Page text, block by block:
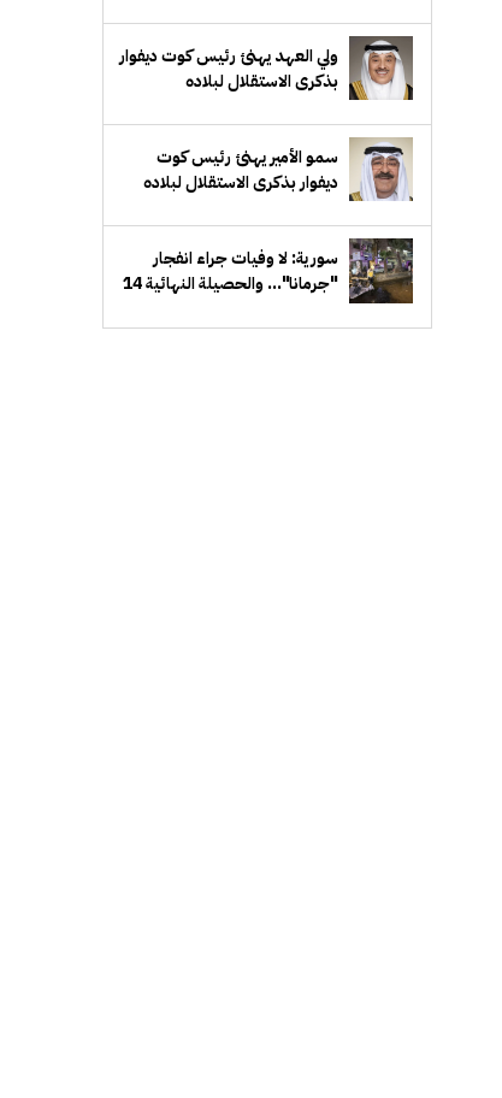
ولي العهد يهنئ رئيس كوت ديفوار
بذكرى الاستقلال لبلاده
سمو الأمير يهنئ رئيس كوت
ديفوار بذكرى الاستقلال لبلاده
سورية: لا وفيات جراء انفجار
"جرمانا"... والحصيلة النهائية 14